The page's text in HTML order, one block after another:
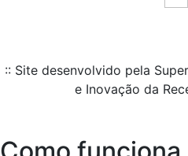
:: Site desenvolvido pela
e Inovação da